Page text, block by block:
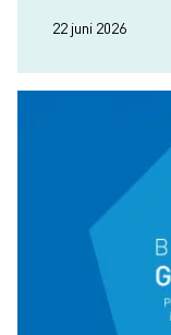
till hösten.
22 juni 2026